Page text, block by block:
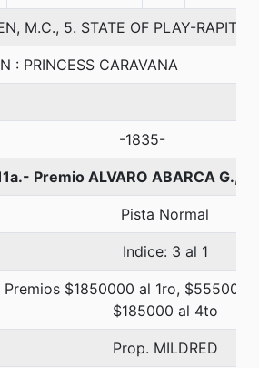
M.C., 5. STATE OF PLAY-RAPITA-
: PRINCESS CARAVANA
-1835-
Premio ALVARO ABARCA G.,
Pista Normal
Indice: 3 al 1
Premios $1850000 al 1ro,
$185000 al 4to
Prop. MILDRED